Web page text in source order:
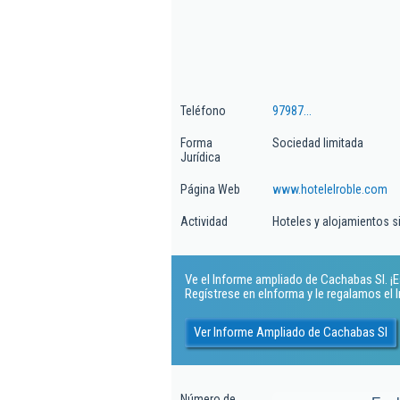
Teléfono 97987...
Forma
Jurídica
Sociedad limitada
Página Web www.hotelelroble.com
Actividad Hoteles y alojamientos
Ve el Informe ampliado de Cachabas Sl.
Regístrese en eInforma y le regalamos
Ver Informe Ampliado de Cachabas Sl